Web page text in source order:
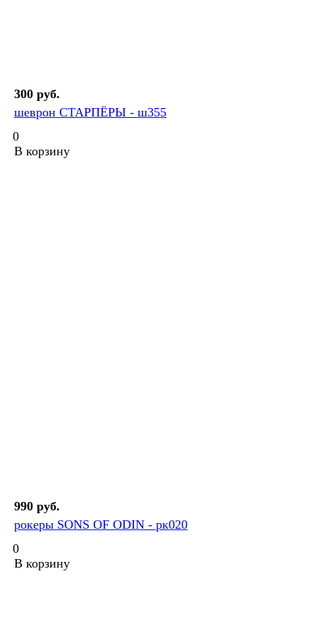
300 руб.
шеврон СТАРПЁРЫ - ш355
0
В корзину
990 руб.
рокеры SONS OF ODIN - рк020
0
В корзину